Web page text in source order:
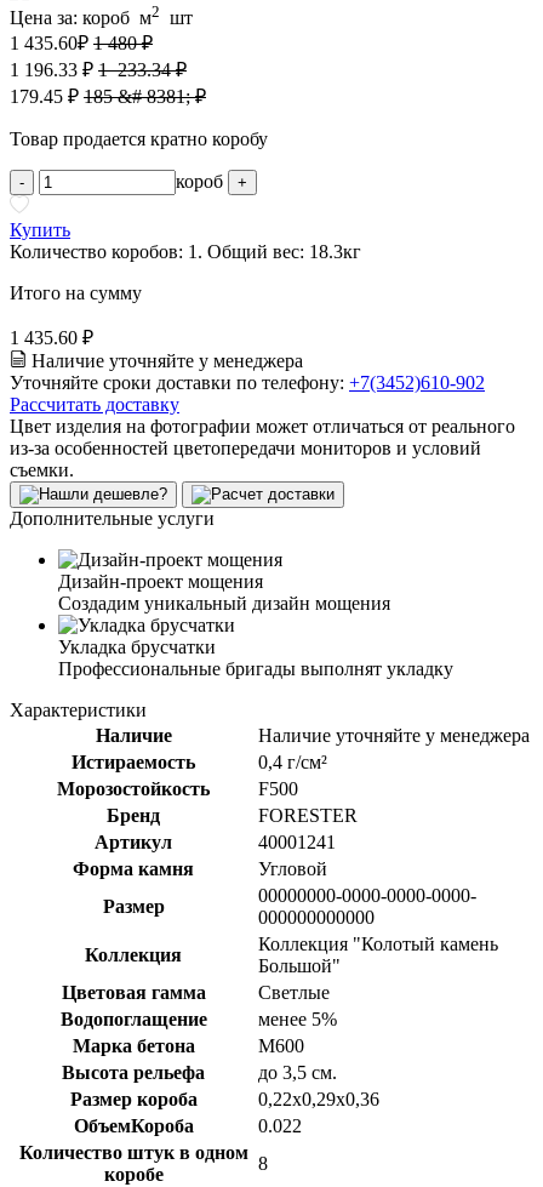
Цена за: короб м2 шт
1 435.60₽ 1 480 ₽
1 196.33 ₽ 1 233.34 ₽
179.45 ₽ 185 &# 8381; ₽
Товар продается кратно коробу
- короб +
Купить
Количество коробов: 1 . Общий вес: 18.3кг
Итого на сумму
1 435.60 ₽
Наличие уточняйте у менеджера
Уточняйте сроки доставки по телефону: +7(3452)610-902
Рассчитать доставку
Цвет изделия на фотографии может отличаться от реального
из-за особенностей цветопередачи мониторов и условий
съемки.
Дополнительные услуги
Дизайн-проект мощения
Создадим уникальный дизайн мощения
Укладка брусчатки
Профессиональные бригады выполнят укладку
Характеристики
Наличие
Наличие уточняйте у менеджера
Истираемость
0,4 г/см²
Морозостойкость
F500
Бренд
FORESTER
Артикул
40001241
Форма камня
Угловой
Размер
00000000-0000-0000-0000-
000000000000
Коллекция
Коллекция "Колотый камень
Большой"
Цветовая гамма
Светлые
Водопоглащение
менее 5%
Марка бетона
M600
Высота рельефа
до 3,5 см.
Размер короба
0,22х0,29х0,36
ОбъемКороба
0.022
Количество штук в одном
коробе
8